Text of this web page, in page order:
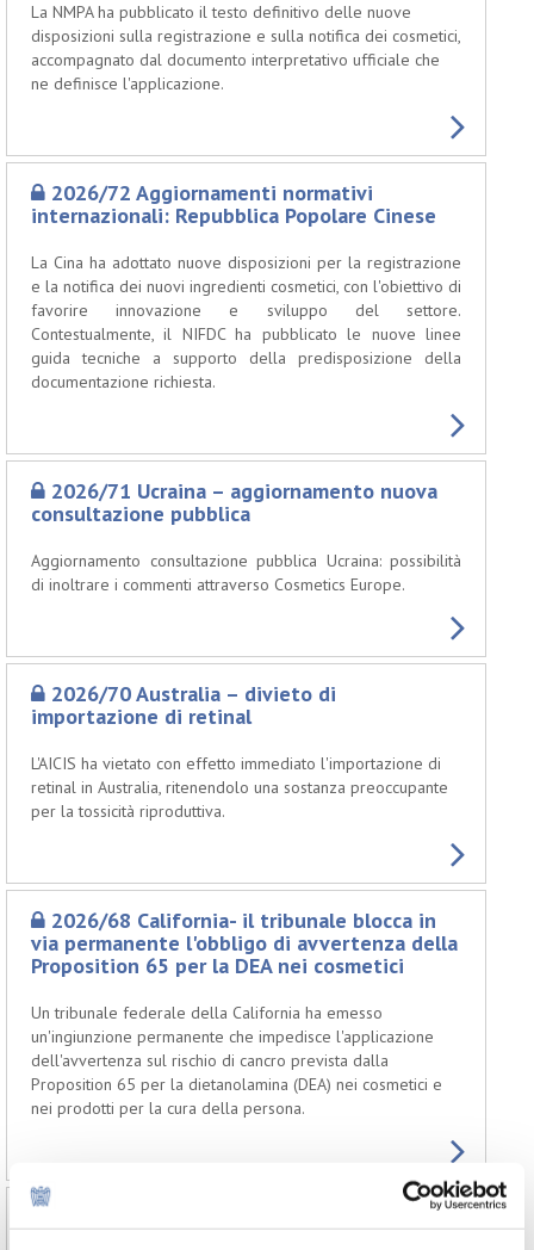
La NMPA ha pubblicato il testo definitivo delle nuove
disposizioni sulla registrazione e sulla notifica dei cosmetici,
accompagnato dal documento interpretativo ufficiale che
ne definisce l'applicazione.
2026/72 Aggiornamenti normativi
internazionali: Repubblica Popolare Cinese
La Cina ha adottato nuove disposizioni per la registrazione
e la notifica dei nuovi ingredienti cosmetici, con l'obiettivo di
favorire innovazione e sviluppo del settore.
Contestualmente, il NIFDC ha pubblicato le nuove linee
guida tecniche a supporto della predisposizione della
documentazione richiesta.
2026/71 Ucraina – aggiornamento nuova
consultazione pubblica
Aggiornamento consultazione pubblica Ucraina: possibilità
di inoltrare i commenti attraverso Cosmetics Europe.
2026/70 Australia – divieto di
importazione di retinal
L'AICIS ha vietato con effetto immediato l'importazione di
retinal in Australia, ritenendolo una sostanza preoccupante
per la tossicità riproduttiva.
2026/68 California- il tribunale blocca in
via permanente l'obbligo di avvertenza della
Proposition 65 per la DEA nei cosmetici
Un tribunale federale della California ha emesso
un'ingiunzione permanente che impedisce l'applicazione
dell'avvertenza sul rischio di cancro prevista dalla
Proposition 65 per la dietanolamina (DEA) nei cosmetici e
nei prodotti per la cura della persona.